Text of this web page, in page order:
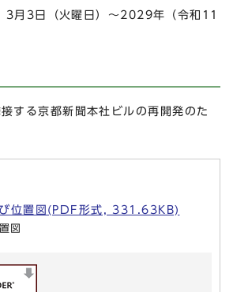
3月3日（火曜日）～2029年（令和11
する京都新聞本社ビルの再開発のた
位置図(PDF形式, 331.63KB)
図